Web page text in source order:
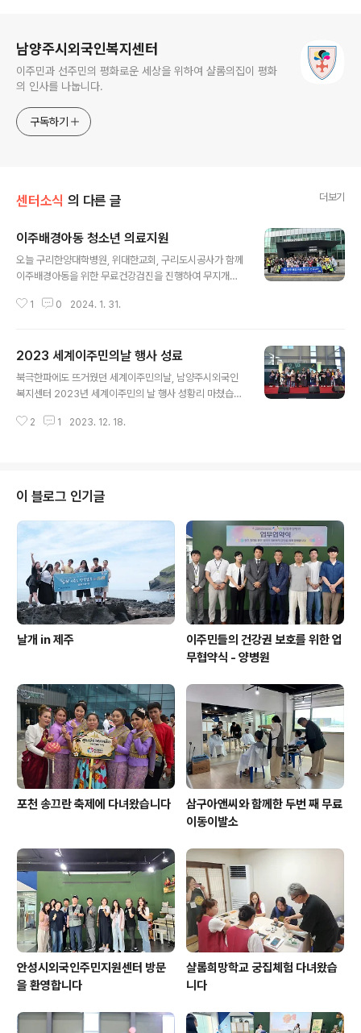
남양주시외국인복지센터
이주민과 선주민의 평화로운 세상을 위하여 샬롬의집이 평화
의 인사를 나눕니다.
구독하기
센터소식 의 다른 글 더보기
이주배경아동 청소년 의료지원
오늘 구리한양대학병원, 위대한교회, 구리도시공사가 함께
이주배경아동을 위한 무료건강검진을 진행하여 무지개교
를 피하기 위해 찔끔 나는 눈물을 참고 용감하게 버티어준
기를 바래봅니다. 우리 아이들이 살아갈 지구도 아프지 않
고 오래 오래 함께 할 수 있기를!!!!! 오늘 함께 나눔을 실천
해주신 여러분들께도 다시 한 번 감사인사를 드립니다. 고
1 0 2024. 1. 31.
2023 세계이주민의날 행사 성료
북극한파에도 뜨거웠던 세계이주민의날, 남양주시외국인
복지센터 2023년 세계이주민의 날 행사 성황리 마쳤습니
일 세계이주민의 날 행사를 성황리에 개최하였다. 지난 20
장인 동시에 센터의 이주민 사업에 대한 한 해 성과정리를
위한 자리이기도 하다. 이날 행사에 이주민과 선주민 300
여명이 함께 모여 축하의 마당이 펼쳐졌다. 1부 기념식에서
는 한해동안 성실히 한국어교실에서 공부한 모범 학생들에
대한 시상식이 펼쳐졌고, 남양주에 터를 잡은 4개국(방글
라데시, 베트남, 중국, 필리핀) 공동..
2 1 2023. 12. 18.
이 블로그 인기글
날개 in 제주
이주민들의 건강권 보호를 위한 업
무협약식 - 양병원
포천 송끄란 축제에 다녀왔습니다
삼구아앤씨와 함께한 두번 째 무료
이동이발소
안성시외국인주민지원센터 방문
을 환영합니다
샬롬희망학교 궁집체험 다녀왔습
니다